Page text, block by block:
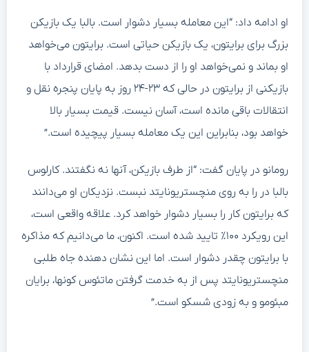
او ادامه داد: “این معامله بسیار دشوار است. بالبا یک بازیکن
بزرگ برای برایتون، یک بازیکن حیاتی است. برایتون می‌خواهد
او بماند و نمی‌خواهد او را از دست بدهد. امضای قرارداد با
بازیکنی از برایتون در حالی که ۲۳-۲۴ روز به پایان پنجره نقل و
انتقالات باقی مانده است، آسان نیست. قیمت بسیار بالا
خواهد بود، بنابراین این یک معامله بسیار پیچیده است.”
رومانو در پایان گفت: “از طرف بازیکن، آنها نه نگفتند. کارلوس
بالبا در را به روی منچستریونایتد نبست. نزدیکان او می‌دانند
که برایتون کار را بسیار دشوار خواهد کرد. علاقه واقعی است،
این رویکرد ۱۰۰٪ تایید شده است. اکنون، ما می‌دانیم که مذاکره
با برایتون چقدر دشوار است. اما این نشان دهنده جاه طلبی
منچستریونایتد پس از به خدمت گرفتن ماتئوس کونها، برایان
مبئومو و به زودی شسکو است.”